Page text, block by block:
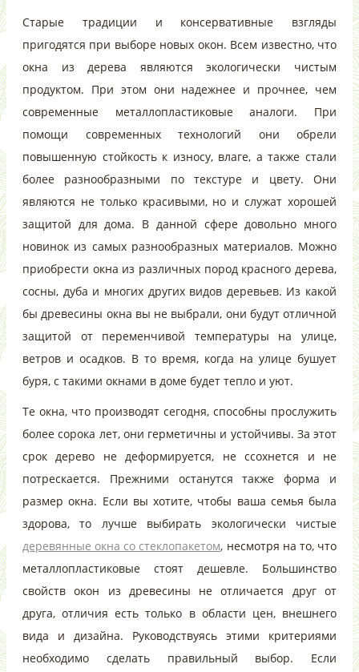
Старые традиции и консервативные взгляды
пригодятся при выборе новых окон. Всем известно, что
окна из дерева являются экологически чистым
продуктом. При этом они надежнее и прочнее, чем
современные металлопластиковые аналоги. При
помощи современных технологий они обрели
повышенную стойкость к износу, влаге, а также стали
более разнообразными по текстуре и цвету. Они
являются не только красивыми, но и служат хорошей
защитой для дома. В данной сфере довольно много
новинок из самых разнообразных материалов. Можно
приобрести окна из различных пород красного дерева,
сосны, дуба и многих других видов деревьев. Из какой
бы древесины окна вы не выбрали, они будут отличной
защитой от переменчивой температуры на улице,
ветров и осадков. В то время, когда на улице бушует
буря, с такими окнами в доме будет тепло и уют.
Те окна, что производят сегодня, способны прослужить
более сорока лет, они герметичны и устойчивы. За этот
срок дерево не деформируется, не ссохнется и не
потрескается. Прежними останутся также форма и
размер окна. Если вы хотите, чтобы ваша семья была
здорова, то лучше выбирать экологически чистые
деревянные окна со стеклопакетом, несмотря на то, что
металлопластиковые стоят дешевле. Большинство
свойств окон из древесины не отличается друг от
друга, отличия есть только в области цен, внешнего
вида и дизайна. Руководствуясь этими критериями
необходимо сделать правильный выбор. Если